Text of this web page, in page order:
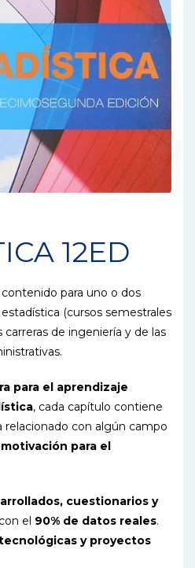
12ED
para uno o dos
(cursos semestrales
carreras de ingeniería y de las
para el aprendizaje
, cada capítulo contiene
con algún campo
motivación para el
cuestionarios y
con el 90% de datos reales.
y proyectos